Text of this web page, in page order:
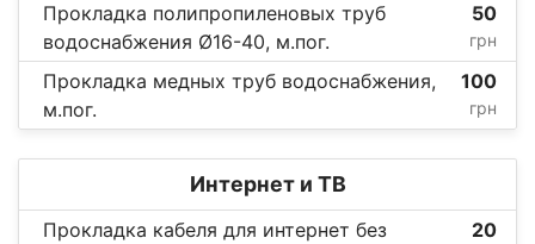
Прокладка полипропиленовых труб
водоснабжения Ø16-40, м.пог.
50
грн
Прокладка медных труб водоснабжения,
м.пог.
100
грн
Интернет и ТВ
Прокладка кабеля для интернет без
20